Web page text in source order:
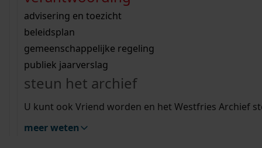
bouwvergunningen
omgevingsvergunningen
vergunningen
beeld en geluid
uitleg nodig?
Wij helpen u op weg met een aantal zoektips.
bekijk alle zoektips
Wij helpen u op weg met een aantal zoektips.
bekijk alle zoektips
bekijk ons geschiedenislokaal
advisering en toezicht
beleidsplan
gemeenschappelijke regeling
publiek jaarverslag
steun het archief
U kunt ook Vriend worden en het Westfries Archief
meer weten
zoektips
Mijn Studiezaal (inloggen)
uw zoekopdracht te